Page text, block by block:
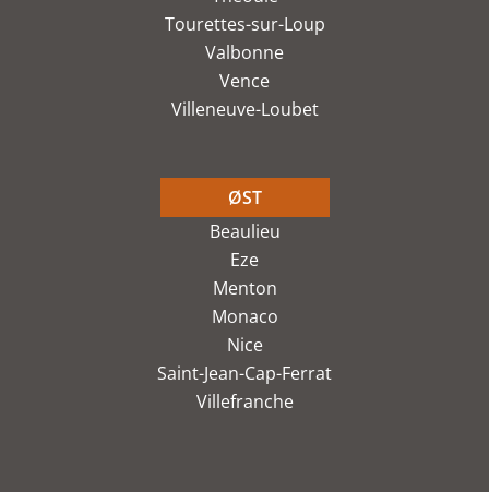
Tourettes-sur-Loup
Valbonne
Vence
Villeneuve-Loubet
ØST
Beaulieu
Eze
Menton
Monaco
Nice
Saint-Jean-Cap-Ferrat
Villefranche